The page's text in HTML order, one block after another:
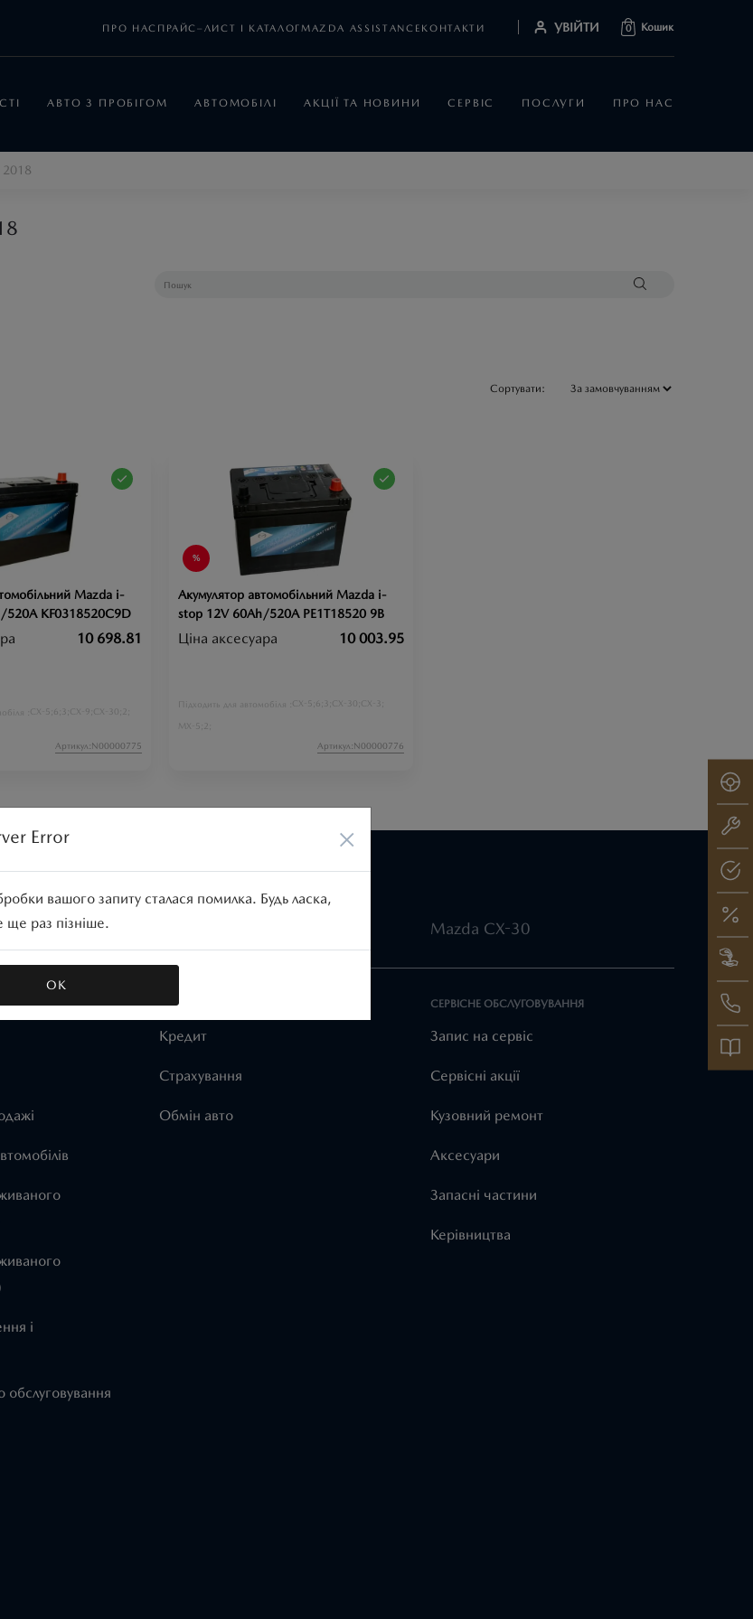
ПРО НАС ПРАЙС–ЛИСТ І КАТАЛОГMAZDA ASSISTANCE КОНТАКТИ УВІЙТИ 0 Кошик
АВТО З ПРОБІГОМ АВТОМОБІЛІ АКЦІЇ ТА НОВИНИ СЕРВІС ПОСЛУГИ ПРО НАС
Сортувати:
Mazda i-
520A KF0318520C9D
10 698.81
: CX-5; 6; 3; CX-9; CX-30; 2;
Артикул:N00000775
Акумулятор автомобільний Mazda i-
stop 12V 60Ah/520A PE1T18520 9B
Ціна аксесуара 10 003.95
Підходить для автомобіля : CX-5; 6; 3; CX-30; CX-3;
MX-5;
2;
Артикул:N00000776
Mazda CX-30
і
обслуговування
ПОСЛУГИ
Кредит
Страхування
Обмін авто
СЕРВІСНЕ ОБСЛУГОВУВАННЯ
Запис на сервіс
Cервісні акції
Кузовний ремонт
Аксесуари
Запасні частини
Керівництва
Error ×
вашого запиту сталася помилка. Будь ласка,
ще раз пізніше.
ОК